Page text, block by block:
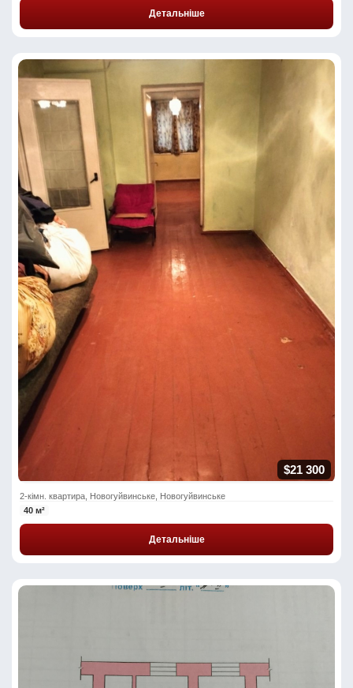
Детальніше
$21 300
2-кімн. квартира, Новогуйвинське, Новогуйвинське
40 м²
Детальніше